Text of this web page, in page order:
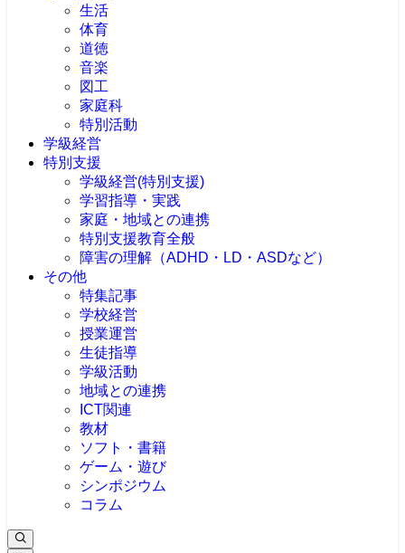
生活
体育
道徳
音楽
図工
家庭科
特別活動
学級経営
特別支援
学級経営(特別支援)
学習指導・実践
家庭・地域との連携
特別支援教育全般
障害の理解（ADHD・LD・ASDなど）
その他
特集記事
学校経営
授業運営
生徒指導
学級活動
地域との連携
ICT関連
教材
ソフト・書籍
ゲーム・遊び
シンポジウム
コラム